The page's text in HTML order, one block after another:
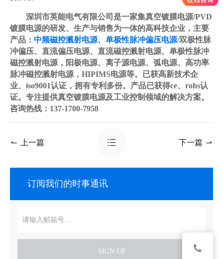
深圳市英能电气有限公司是一家集真空镀膜电源/PVD
镀膜电源的研发、生产与销售为一体的高科技企业，主要
产品： 中频磁控溅射电源、 单极性脉冲偏压电源/双极性脉
冲偏压、直流偏压电源、直流磁控溅射电源、单极性脉冲
磁控溅射电源，阳极电源、离子源电源、弧电源、高功率
脉冲磁控溅射电源，HIPIMS电源等。已获高新技术企
业、iso9001认证，拥有专利多份。产品已获得ce、rohs认
证。专注提供真空镀膜电源及工业控制领域的解决方案。
咨询热线：137-1700-7958
上一篇 下一篇
订阅我们的时事通讯
SIGN UP